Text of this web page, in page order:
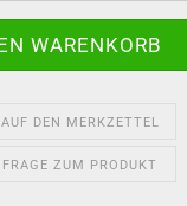
AUF DEN MERKZETTEL
FRAGE ZUM PRODUKT